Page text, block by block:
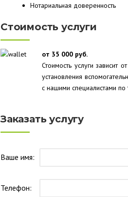
Нотариальная доверенность
Стоимость услуги
от 35 000 руб.
Стоимость услуги зависит
установления
с нашими специалистами по
Заказать услугу
Ваше имя:
Телефон: